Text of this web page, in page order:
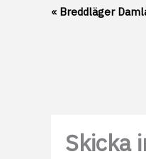
« Breddläger
Skicka